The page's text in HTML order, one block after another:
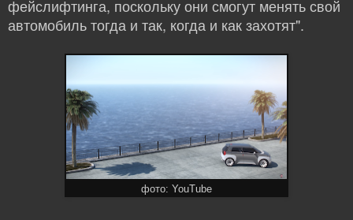
фейслифтинга, поскольку они смогут менять свой
автомобиль тогда и так, когда и как захотят".
фото: YouTube